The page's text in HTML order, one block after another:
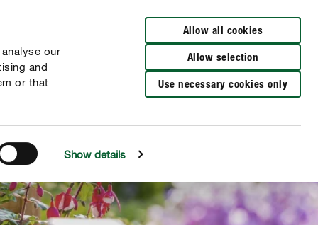
our
and
or that
Show details
Allow all cookies
Allow selection
Use necessary cookies only